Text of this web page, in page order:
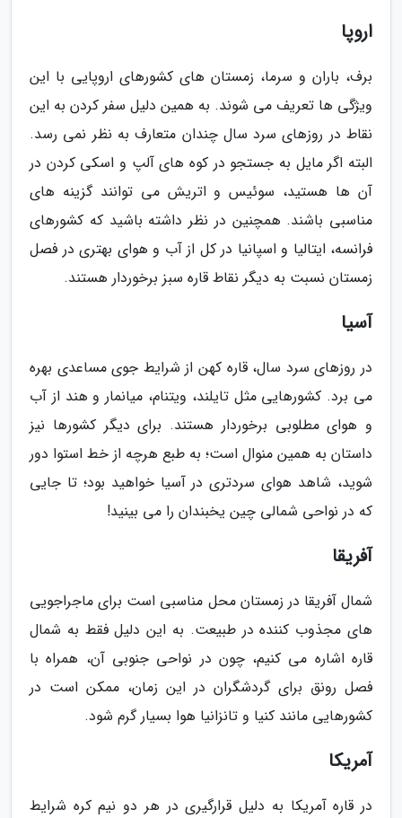
اروپا
برف، باران و سرما، زمستان های کشورهای اروپایی با این
ویژگی ها تعریف می شوند. به همین دلیل سفر کردن به این
نقاط در روزهای سرد سال چندان متعارف به نظر نمی رسد.
البته اگر مایل به جستجو در کوه های آلپ و اسکی کردن در
آن ها هستید، سوئیس و اتریش می توانند گزینه های
مناسبی باشند. همچنین در نظر داشته باشید که کشورهای
فرانسه، ایتالیا و اسپانیا در کل از آب و هوای بهتری در فصل
زمستان نسبت به دیگر نقاط قاره سبز برخوردار هستند.
آسیا
در روزهای سرد سال، قاره کهن از شرایط جوی مساعدی بهره
می برد. کشورهایی مثل تایلند، ویتنام، میانمار و هند از آب
و هوای مطلوبی برخوردار هستند. برای دیگر کشورها نیز
داستان به همین منوال است؛ به طبع هرچه از خط استوا دور
شوید، شاهد هوای سردتری در آسیا خواهید بود؛ تا جایی
که در نواحی شمالی چین یخبندان را می بینید!
آفریقا
شمال آفریقا در زمستان محل مناسبی است برای ماجراجویی
های مجذوب کننده در طبیعت. به این دلیل فقط به شمال
قاره اشاره می کنیم، چون در نواحی جنوبی آن، همراه با
فصل رونق برای گردشگران در این زمان، ممکن است در
کشورهایی مانند کنیا و تانزانیا هوا بسیار گرم شود.
آمریکا
در قاره آمریکا به دلیل قرارگیری در هر دو نیم کره شرایط